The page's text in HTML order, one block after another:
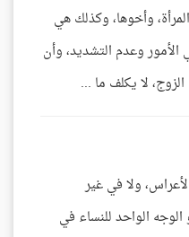
وأخوها، وكذلك هي
الأمور وعدم التشديد، وأن
لا يكلف ما ...
ولا في غير
الوجه الواحد للنساء في